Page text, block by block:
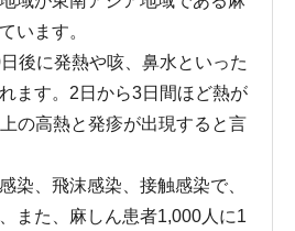
います。
後に発熱や咳、鼻水といった
ます。2日から3日間ほど熱が
の高熱と発疹が出現すると言
染、飛沫感染、接触感染で、
また、麻しん患者1,000人に1